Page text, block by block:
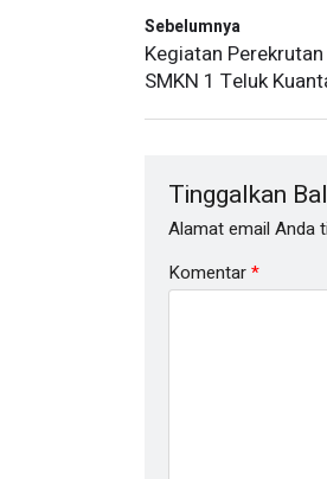
Sebelumnya
Kegiatan
SMKN 1 Teluk
Tinggalkan
Alamat email Anda
Komentar*